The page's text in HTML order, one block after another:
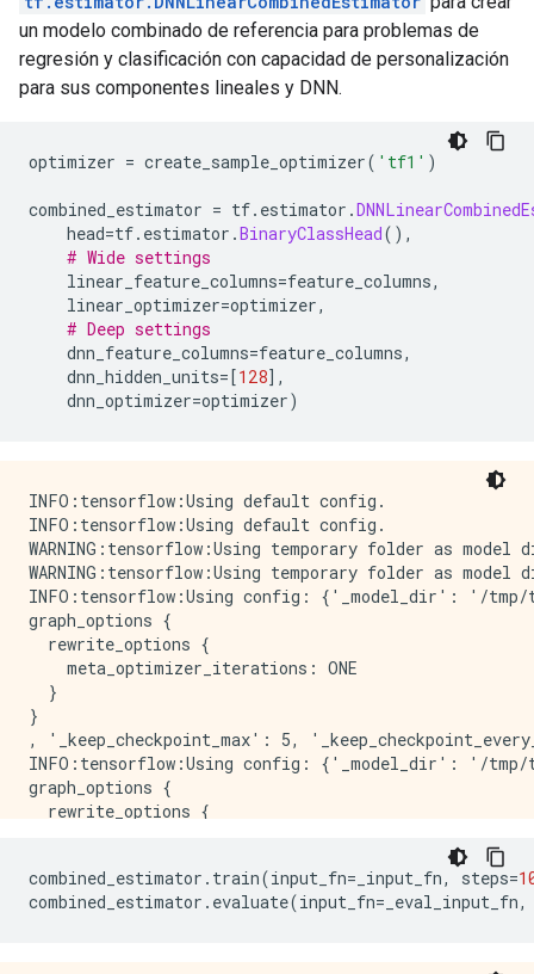
'recall': 0.4848485,
un modelo combinado de referencia para problemas de
regresión y clasificación con capacidad de personalización
para sus componentes lineales y DNN.
optimizer = create_sample_optimizer( 'tf1' )
combined_estimator = tf. estimator .
head=tf. estimator .BinaryClassHead(),
# Wide settings
linear_feature_columns=feature_columns,
linear_optimizer=optimizer,
# Deep settings
dnn_feature_columns=feature_columns,
dnn_hidden_units=[128],
dnn_optimizer=optimizer)
INFO:tensorflow:Using default config.
INFO:tensorflow:Using default config.
WARNING:tensorflow:Using temporary folder as model
WARNING:tensorflow:Using temporary folder as model
INFO:tensorflow:Using config: {'_model_dir': '/tmp/
graph_options {
  rewrite_options {
    meta_optimizer_iterations: ONE
  }
}
, '_keep_checkpoint_max': 5,
INFO:tensorflow:Using config: {'_model_dir': '/tmp/
graph_options {
  rewrite_options {
}
combined_estimator . train(input_fn= _input_fn, steps=
combined_estimator . evaluate(input_fn= _eval_input_fn,